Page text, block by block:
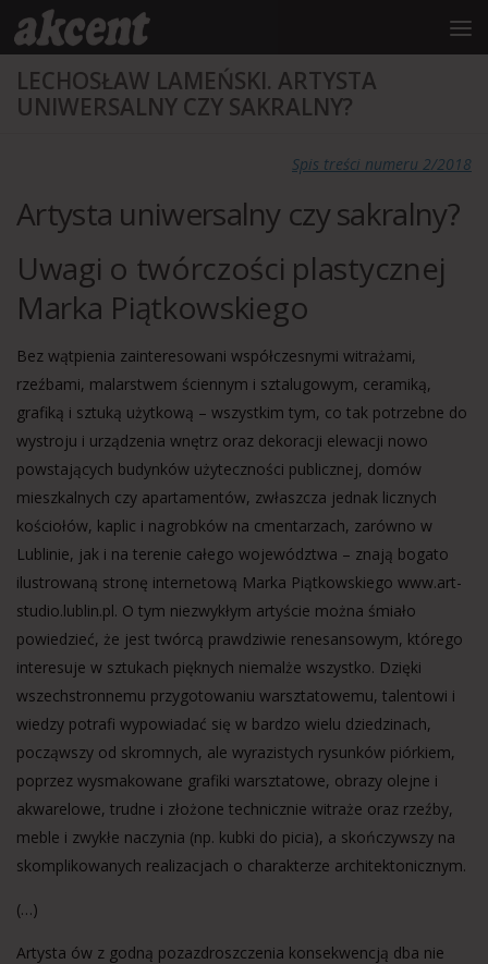
treści
Przejdź do treści
LECHOSŁAW LAMEŃSKI. ARTYSTA
UNIWERSALNY CZY SAKRALNY?
Spis treści numeru 2/2018
Artysta uniwersalny czy sakralny?
Uwagi o twórczości plastycznej
Marka Piątkowskiego
Bez wątpienia zainteresowani współczesnymi witrażami,
rzeźbami, malarstwem ściennym i sztalugowym, ceramiką,
grafiką i sztuką użytkową – wszystkim tym, co tak potrzebne do
wystroju i urządzenia wnętrz oraz dekoracji elewacji nowo
powstających budynków użyteczności publicznej, domów
mieszkalnych czy apartamentów, zwłaszcza jednak licznych
kościołów, kaplic i nagrobków na cmentarzach, zarówno w
Lublinie, jak i na terenie całego województwa – znają bogato
ilustrowaną stronę internetową Marka Piątkowskiego www.art-
studio.lublin.pl. O tym niezwykłym artyście można śmiało
powiedzieć, że jest twórcą prawdziwie renesansowym, którego
interesuje w sztukach pięknych niemalże wszystko. Dzięki
wszechstronnemu przygotowaniu warsztatowemu, talentowi i
wiedzy potrafi wypowiadać się w bardzo wielu dziedzinach,
począwszy od skromnych, ale wyrazistych rysunków piórkiem,
poprzez wysmakowane grafiki warsztatowe, obrazy olejne i
akwarelowe, trudne i złożone technicznie witraże oraz rzeźby,
meble i zwykłe naczynia (np. kubki do picia), a skończywszy na
skomplikowanych realizacjach o charakterze architektonicznym.
(…)
Artysta ów z godną pozazdroszczenia konsekwencją dba nie